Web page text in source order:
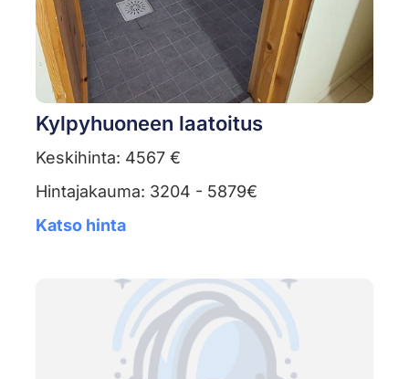
Kylpyhuoneen laatoitus
Keskihinta: 4567 €
Hintajakauma: 3204 - 5879€
Katso hinta